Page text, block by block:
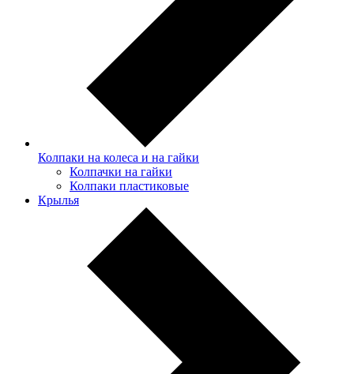
Колпаки на колеса и на гайки
Колпачки на гайки
Колпаки пластиковые
Крылья